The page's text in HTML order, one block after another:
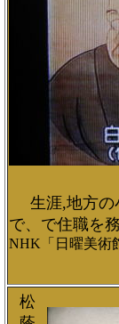
生涯,地方の
で、で住職を務
NHK「日曜美術
松